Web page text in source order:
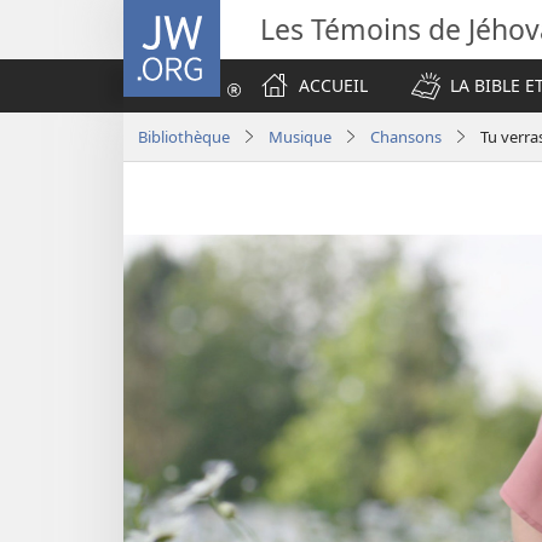
JW.ORG Les Témoins de
ACCUEIL
LA BIBLE
Bibliothèque Musique Chansons Tu